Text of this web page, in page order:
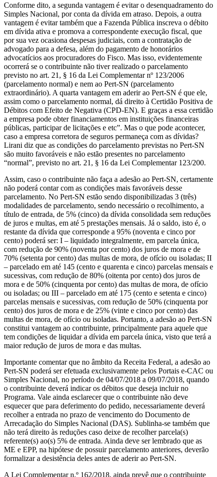
Conforme dito, a segunda vantagem é evitar o desenquadramento do
Simples Nacional, por conta da dívida em atraso. Depois, a outra
vantagem é evitar também que a Fazenda Pública inscreva o débito
em dívida ativa e promova a correspondente execução fiscal, que
por sua vez ocasiona despesas judiciais, com a contratação de
advogado para a defesa, além do pagamento de honorários
advocatícios aos procuradores do Fisco. Mas isso, evidentemente
ocorrerá se o contribuinte não tiver realizado o parcelamento
previsto no art. 21, § 16 da Lei Complementar nº 123/2006
(parcelamento normal) e nem ao Pert-SN (parcelamento
extraordinário). A quarta vantagem em aderir ao Pert-SN é que ele,
assim como o parcelamento normal, dá direito à Certidão Positiva de
Débitos com Efeito de Negativa (CPD-EN). E graças a essa certidão
a empresa pode obter financiamentos em instituições financeiras
públicas, participar de licitações e etc”. Mas o que pode acontecer,
caso a empresa corretora de seguros permaneça com as dívidas?
Lirani diz que as condições do parcelamento previstas no Pert-SN
são muito favoráveis e não estão presentes no parcelamento
“normal”, previsto no art. 21, § 16 da Lei Complementar 123/200.
Assim, caso o contribuinte não faça a adesão ao Pert-SN, certamente
não poderá contar com as condições mais favoráveis desse
parcelamento. No Pert-SN estão sendo disponibilizadas 3 (três)
modalidades de parcelamento, sendo necessário o recolhimento, a
título de entrada, de 5% (cinco) da dívida consolidada sem reduções
de juros e multas, em até 5 prestações mensais. Já o saldo, isto é, o
restante da dívida que corresponde a 95% (noventa e cinco por
cento) poderá ser: I – liquidado integralmente, em parcela única,
com redução de 90% (noventa por cento) dos juros de mora e de
70% (setenta por cento) das multas de mora, de ofício ou isoladas; II
– parcelado em até 145 (cento e quarenta e cinco) parcelas mensais e
sucessivas, com redução de 80% (oitenta por cento) dos juros de
mora e de 50% (cinquenta por cento) das multas de mora, de ofício
ou isoladas; ou III – parcelado em até 175 (cento e setenta e cinco)
parcelas mensais e sucessivas, com redução de 50% (cinquenta por
cento) dos juros de mora e de 25% (vinte e cinco por cento) das
multas de mora, de ofício ou isoladas. Portanto, a adesão ao Pert-SN
constitui vantagem ao contribuinte, principalmente para aquele que
tem condições de liquidar a dívida em parcela única, visto que terá a
maior redução de juros de mora e das multas.
Importante comentar que no âmbito da Receita Federal, a adesão ao
Pert-SN poderá ser efetuada exclusivamente pelos Portais e-CAC ou
Simples Nacional, no período de 04/07/2018 a 09/07/2018, quando
o contribuinte deverá indicar os débitos que deseja incluir no
Programa. Vale ainda esclarecer que o contribuinte não deve
esquecer que para deferimento do pedido, necessariamente deverá
recolher a entrada no prazo de vencimento do Documento de
Arrecadação do Simples Nacional (DAS). Sublinha-se também que
não terá direito às reduções caso deixe de recolher parcela(s)
referente(s) ao(s) 5% de entrada. Ainda deve ser lembrado que as
ME e EPP, na hipótese de possuir parcelamento anteriores, deverão
formalizar a desistência deles antes de aderir ao Pert-SN.
A Lei Complementar n.º 162/2018, ainda prevê que o contribuinte